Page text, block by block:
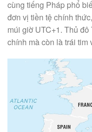
cùng tiếng Pháp phổ
đơn vị tiền tệ chính
múi giờ UTC+1. Thủ
chính mà còn là trái